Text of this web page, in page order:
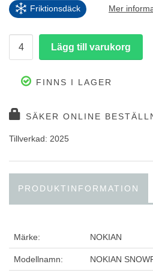
Friktionsdäck Mer
FINNS I LAGER
SÄKER ONLINE
Tillverkad: 2025
PRODUKTINFORMATION
Märke: NOKIAN
Modellnamn: NOKIAN